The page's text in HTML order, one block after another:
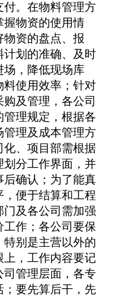
付。在物料管理方
握物资的使用情
物资的盘点、报
计划的准确、及时
场，降低现场库
料使用效率；针对
及管理，各公司
管理规定，根据各
管理及成本管理方
化、项目部需根据
划分工作界面，并
后确认；为了能真
便于结算和工程
及各公司需加强
工作；各公司要保
别是主营以外的
，工作内容要记
司管理层面，各专
；要先算后干，先